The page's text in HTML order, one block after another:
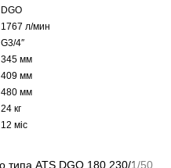
DGO
1767 л/мин
G3/4″
345 мм
409 мм
480 мм
24 кг
12 міс